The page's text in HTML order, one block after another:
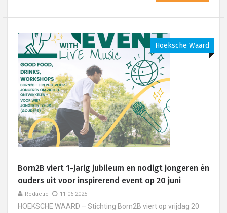
Hoeksche Waard
Born2B viert 1-jarig jubileum en nodigt jongeren én
ouders uit voor inspirerend event op 20 juni
Redactie 11-06-2025
HOEKSCHE WAARD – Stichting Born2B viert op vrijdag 20